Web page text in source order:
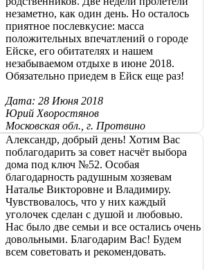
незаметно, как один день. Но осталось
приятное послевкусие: масса
положительных впечатлений о городе
Ейске, его обитателях и нашем
незабываемом отдыхе в июне 2018.
Обязательно приедем в Ейск еще раз!
Дата: 28 Июня 2018
Юрий Хворостянов
Московская обл., г. Протвино
Александр, добрый день! Хотим Вас
поблагодарить за совет насчёт выбора
дома под ключ №52. Особая
благодарность радушным хозяевам
Наталье Викторовне и Владимиру.
Чувствовалось, что у них каждый
уголочек сделан с душой и любовью.
Нас было две семьи и все остались очень
довольными. Благодарим Вас! Будем
всем советовать и рекомендовать.